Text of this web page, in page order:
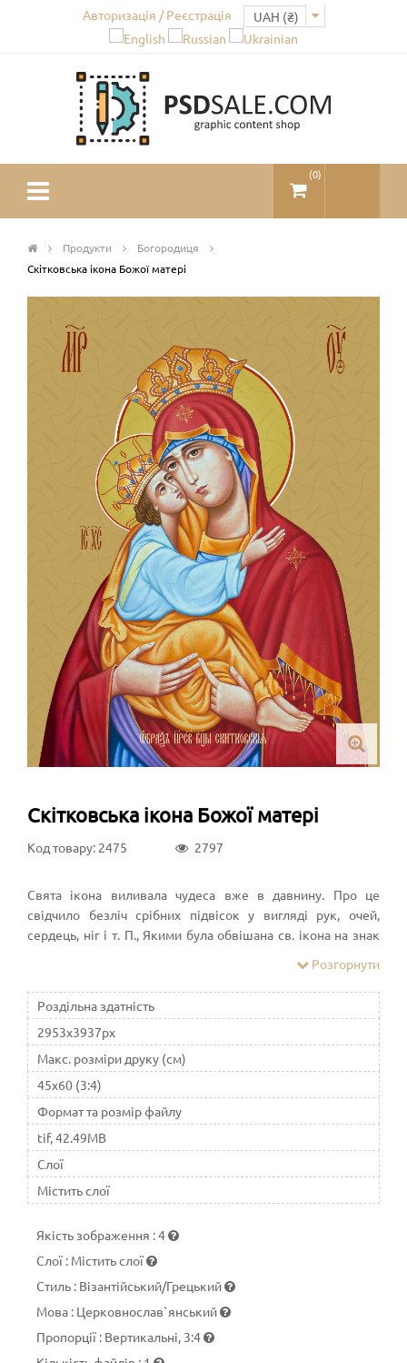
Авторизація / Реєстрація
(0)
Продукти
Богородиця
Скітковська ікона Божої матері
Скітковська ікона Божої матері
Код товару: 2475 2797
Свята ікона виливала чудеса вже в давнину. Про це
свідчило безліч срібних підвісок у вигляді рук, очей,
сердець, ніг і т. П., Якими була обвішана св. ікона на знак
монастир притікали тоді «разния особи з цілої України».
Одні дякували Матір Божу за даровані зцілення, інші
просили у Неї милості; інші робили поминання покійних,
замовляли Сорокоусти і т. п., і по вірі своїй, отримавши
виконання прохань від Цариці Небесної і насолодившись
благоліпністю монастирського служіння, їхали додому з
затишною душею.
Розгорнути
Роздільна здатність
2953x3937px
Макс. розміри друку (см)
45x60 (3:4)
Формат та розмір файлу
tif, 42.49MB
Слої
Містить слої
Якість зображення :4
Слої : Містить слої
Стиль : Візантійський/Грецький
Мова : Церковнослав`янський
Пропорції : Вертикальні, 3:4